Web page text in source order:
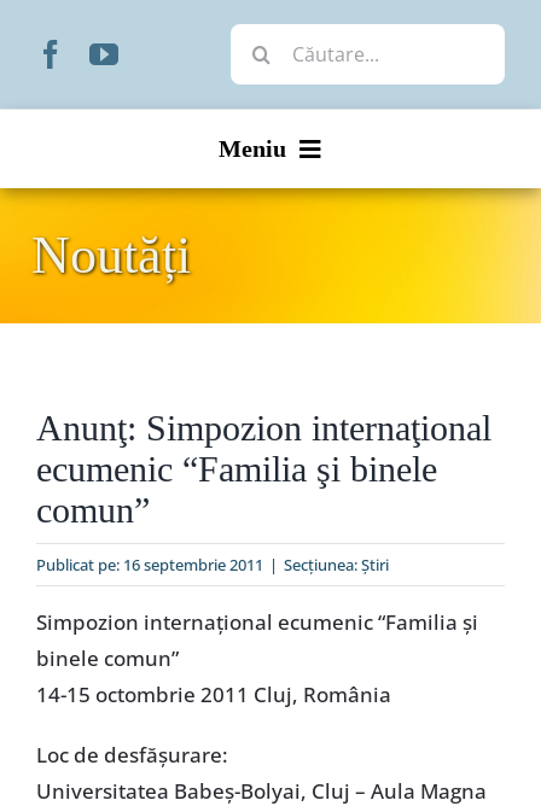
Cautare...
Meniu
Organizare
Special
Noutăți
Anunţ: Simpozion internaţional
ecumenic “Familia şi binele
comun”
Publicat pe: 16 septembrie 2011 | Secțiunea:Ştiri
Simpozion internaţional ecumenic “Familia şi
binele comun”
14-15 octombrie 2011 Cluj, România
Loc de desfăşurare:
Universitatea Babeş-Bolyai, Cluj – Aula Magna